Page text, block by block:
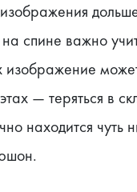
спине важно
— теряться в
находится чуть